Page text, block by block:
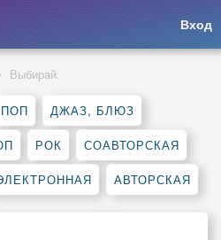
Вход
Выбирай.
ПОП ДЖАЗ, БЛЮЗ
РОК СОАВТОРСКАЯ
АВТОРСКАЯ